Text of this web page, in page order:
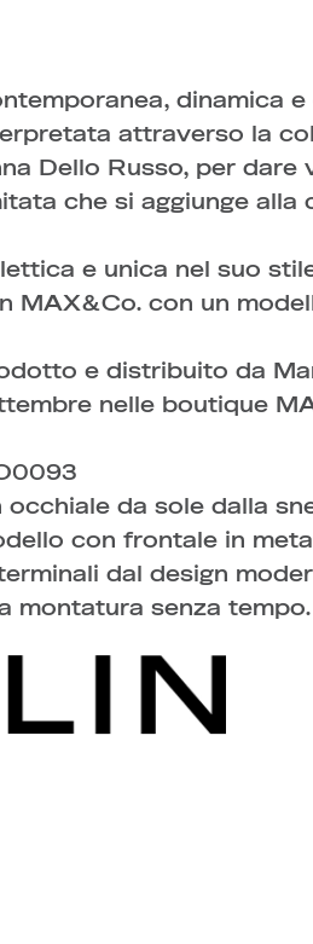
dinamica
attraverso la
Dello Russo, per dare
che si aggiunge alla
e unica nel suo
MAX&Co. con un
e distribuito da
nelle boutique
occhiale da sole dalla
con frontale in
dal design
montatura senza tempo.